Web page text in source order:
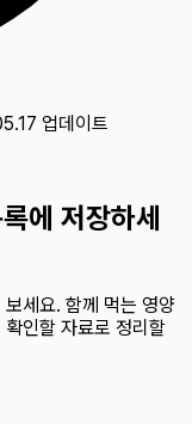
업데이트
에 저장하세
세요. 함께 먹는 영양
인할 자료로 정리할